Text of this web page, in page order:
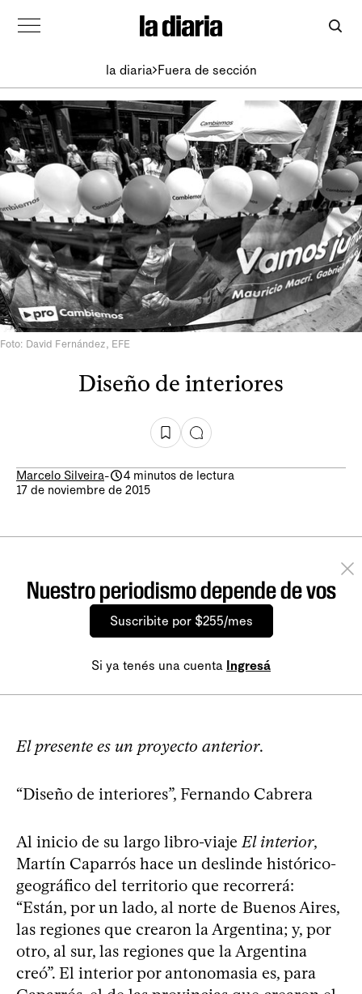
la diaria Fuera de sección
Foto: David Fernández, EFE
Diseño de interiores
Marcelo Silveira-
4 minutos de lectura
17 de noviembre de 2015
Nuestro periodismo depende de vos
Suscribite por $255/mes
Si ya tenés una cuenta Ingresá
El presente es un proyecto anterior.
“Diseño de interiores”, Fernando Cabrera
Al inicio de su largo libro-viaje El interior,
Martín Caparrós hace un deslinde histórico-
geográfico del territorio que recorrerá:
“Están, por un lado, al norte de Buenos Aires,
las regiones que crearon la Argentina; y, por
otro, al sur, las regiones que la Argentina
creó”. El interior por antonomasia es, para